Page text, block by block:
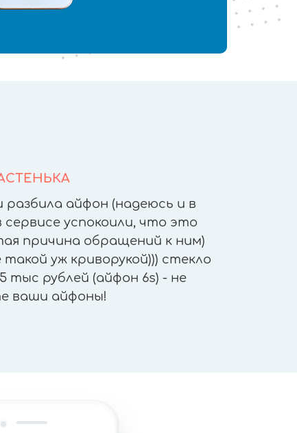
разбила айфон (надеюсь и в
сервисе успокоили, что это
причина обращений к ним)
уж криворукой))) стекло
тыс рублей (айфон 6s) - не
ваши айфоны!